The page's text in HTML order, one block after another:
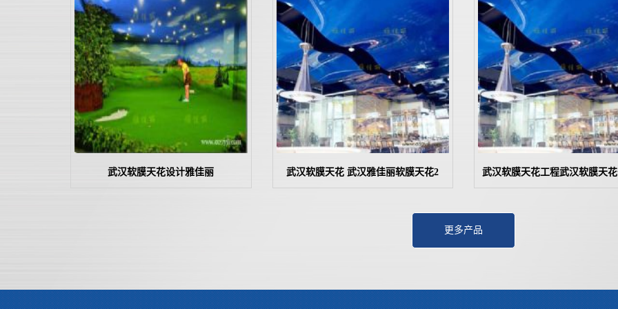
武汉软膜天花设计雅佳丽 武汉软膜天花 武汉雅佳丽软膜天花2 武汉软膜天花工程武汉软膜天
更多产品